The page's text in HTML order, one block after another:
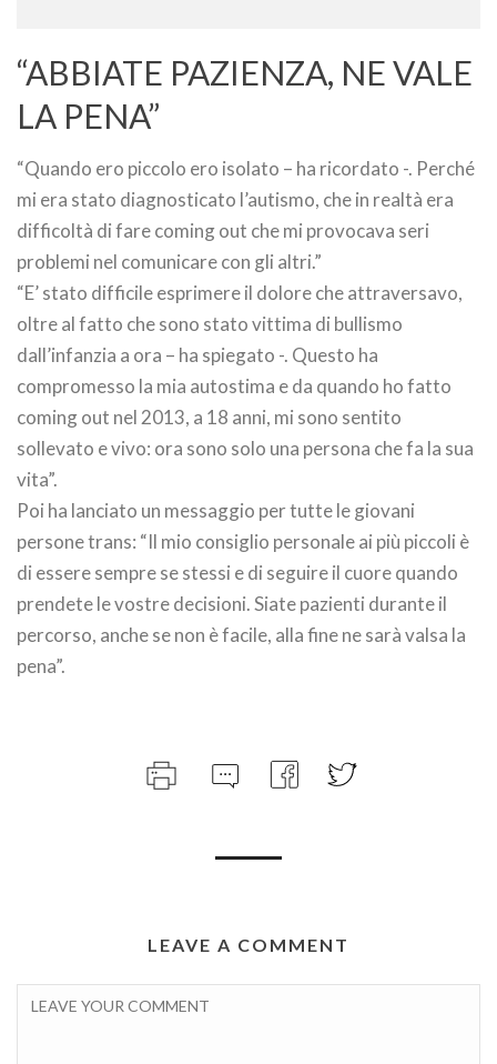
“ABBIATE PAZIENZA, NE VALE
LA PENA”
“Quando ero piccolo ero isolato – ha ricordato -. Perché
mi era stato diagnosticato l’autismo, che in realtà era
difficoltà di fare coming out che mi provocava seri
problemi nel comunicare con gli altri.”
“E’ stato difficile esprimere il dolore che attraversavo,
oltre al fatto che sono stato vittima di bullismo
dall’infanzia a ora – ha spiegato -. Questo ha
compromesso la mia autostima e da quando ho fatto
coming out nel 2013, a 18 anni, mi sono sentito
sollevato e vivo: ora sono solo una persona che fa la sua
vita”.
Poi ha lanciato un messaggio per tutte le giovani
persone trans: “Il mio consiglio personale ai più piccoli è
di essere sempre se stessi e di seguire il cuore quando
prendete le vostre decisioni. Siate pazienti durante il
percorso, anche se non è facile, alla fine ne sarà valsa la
pena”.
LEAVE A COMMENT